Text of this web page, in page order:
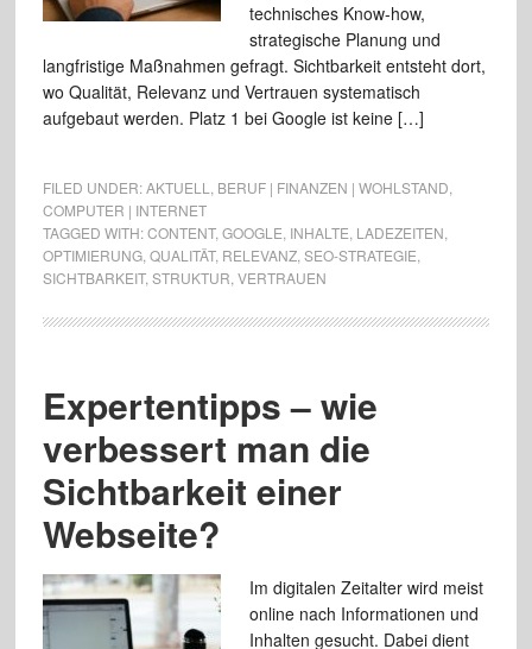
technisches Know-how,
strategische Planung und
langfristige Maßnahmen gefragt. Sichtbarkeit entsteht dort,
wo Qualität, Relevanz und Vertrauen systematisch
aufgebaut werden. Platz 1 bei Google ist keine […]
FILED UNDER:AKTUELL BERUF | FINANZEN | WOHLSTAND
COMPUTER | INTERNET
TAGGED WITH:CONTENT, GOOGLE INHALTE LADEZEITEN
OPTIMIERUNG, QUALITÄT, RELEVANZ, SEO-STRATEGIE
SICHTBARKEIT, STRUKTUR VERTRAUEN
Expertentipps – wie
verbessert man die
Sichtbarkeit einer
Webseite?
Im digitalen Zeitalter wird meist
online nach Informationen und
Inhalten gesucht. Dabei dient